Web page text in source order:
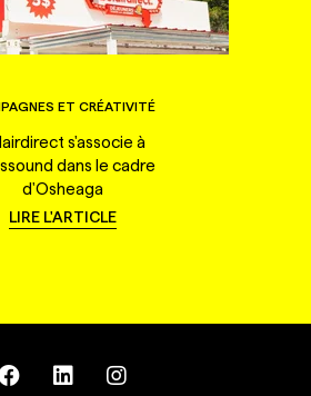
ET CRÉATIVITÉ
s'associe à
dans le cadre
d'Osheaga
LIRE L'ARTICLE